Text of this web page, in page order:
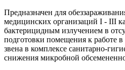
Предназначен для
медицинских организаций I - III
бактерицидным излучением в
подготовки помещения к работе в
звена в комплексе санитарно-
снижения микробной